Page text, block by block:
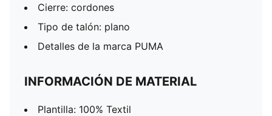
Cierre: cordones
Tipo de talón: plano
Detalles de la marca PUMA
INFORMACIÓN DE MATERIAL
Plantilla: 100% Textil